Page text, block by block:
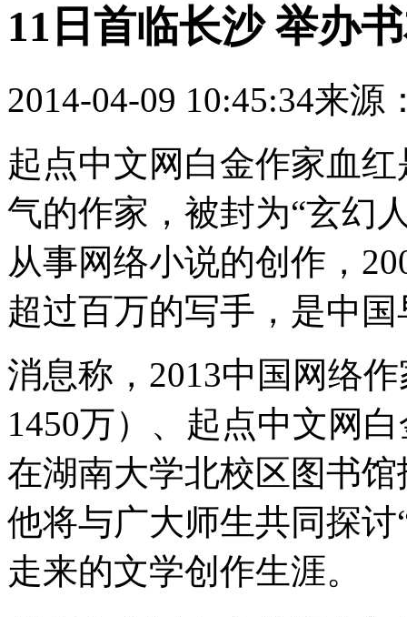
11日首临长沙 举办
2014-04-09 10:45:34来源
起点中文网白金作家血
气的作家，被封为“玄幻
从事网络小说的创作，
超过百万的写手，是中
消息称，2013中国网络
1450万）、起点中文网
在湖南大学北校区图书
他将与广大师生共同探
走来的文学创作生涯。